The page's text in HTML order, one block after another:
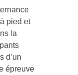
pied et
la
d’un
épreuve